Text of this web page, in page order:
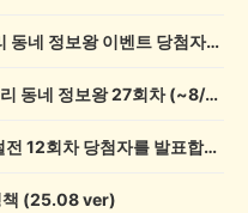
💰[당첨자 발표] 26회차 우리 동네 정보왕 이벤트 당첨자를 발표합니다!
💸 전원 2,000캐시 지급! 우리 동네 정보왕 27회차 (~8/10)
💰[당첨자 발표] 우리 동네 썰전 12회차 당첨자를 발표합니다!
책 (25.08 ver)